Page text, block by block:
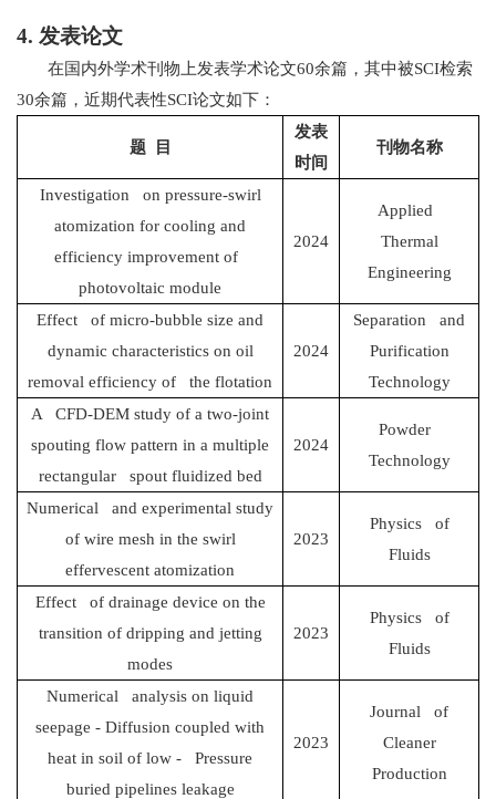
4. 发表论文
在国内外学术刊物上发表学术论文60余篇，其中被SCI检索
30余篇，近期代表性SCI论文如下：
题 目
发表
时间
刊物名称
Investigation on pressure-swirl
atomization for cooling and
efficiency improvement of
photovoltaic module
2024
Applied
Thermal
Engineering
Effect of micro-bubble size and
dynamic characteristics on oil
removal efficiency of the flotation
2024
Separation and
Purification
Technology
A CFD-DEM study of a two-joint
spouting flow pattern in a multiple
rectangular spout fluidized bed
2024
Powder
Technology
Numerical and experimental study
of wire mesh in the swirl
effervescent atomization
2023
Physics of
Fluids
Effect of drainage device on the
transition of dripping and jetting
modes
2023
Physics of
Fluids
Numerical analysis on liquid
seepage - Diffusion coupled with
heat in soil of low - Pressure
buried pipelines leakage
2023
Journal of
Cleaner
Production